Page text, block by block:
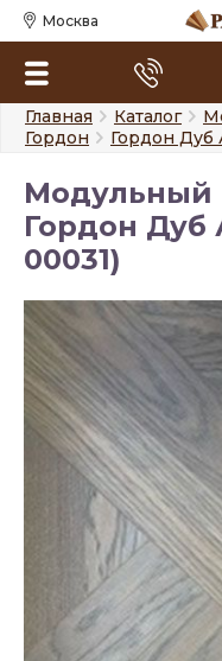
Москва
Главная Каталог
Гордон
Гордон Дуб
Модульный
Гордон Дуб
00031)